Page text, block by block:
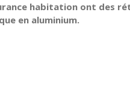
habitation ont des
en aluminium.